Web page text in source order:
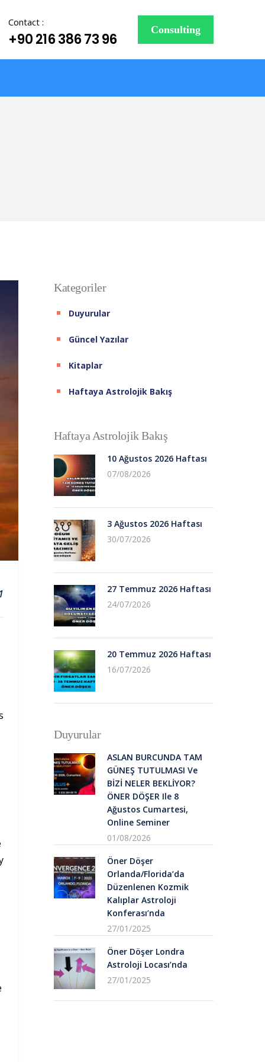
Contact :
+90 216 386 73 96
Consulting
Kategoriler
Duyurular
Güncel Yazılar
Kitaplar
Haftaya Astrolojik Bakış
Haftaya Astrolojik Bakış
10 Ağustos 2026 Haftası
07/08/2026
3 Ağustos 2026 Haftası
30/07/2026
27 Temmuz 2026 Haftası
24/07/2026
20 Temmuz 2026 Haftası
16/07/2026
Duyurular
ASLAN BURCUNDA TAM
GÜNEŞ TUTULMASI Ve
BİZİ NELER BEKLİYOR?
ÖNER DÖŞER Ile 8
Ağustos Cumartesi,
Online Seminer
01/08/2026
Öner Döşer
Orlanda/Florida’da
Düzenlenen Kozmik
Kalıplar Astroloji
Konferası’nda
27/01/2025
Öner Döşer Londra
Astroloji Locası’nda
27/01/2025